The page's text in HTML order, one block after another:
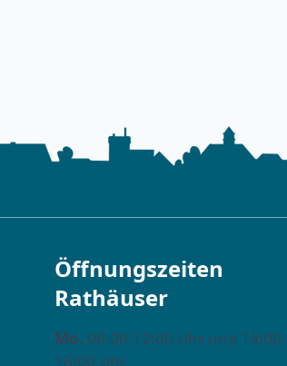
Öffnungszeiten
Rathäuser
Mo. 08:00-12:00 Uhr und 14:00-
16:00 Uhr